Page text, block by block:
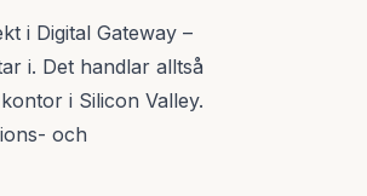
i Digital Gateway –
i. Det handlar alltså
i Silicon Valley.
och